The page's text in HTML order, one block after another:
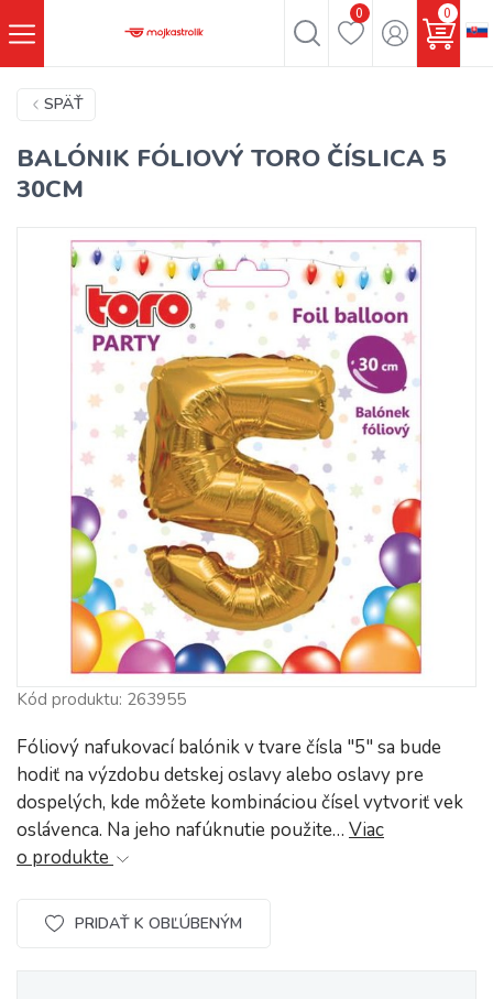
0 0
SPÄŤ
BALÓNIK FÓLIOVÝ TORO ČÍSLICA 5
30CM
Kód produktu: 263955
Fóliový nafukovací balónik v tvare čísla "5" sa bude
hodiť na výzdobu detskej oslavy alebo oslavy pre
dospelých, kde môžete kombináciou čísel vytvoriť vek
oslávenca. Na jeho nafúknutie použite… Viac
o produkte
PRIDAŤ K OBĽÚBENÝM